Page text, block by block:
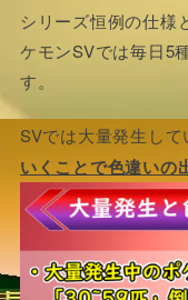
シリーズ恒例の仕様
ケモンSVでは毎日5
す。
SVでは大量発生し
いくことで色違いの